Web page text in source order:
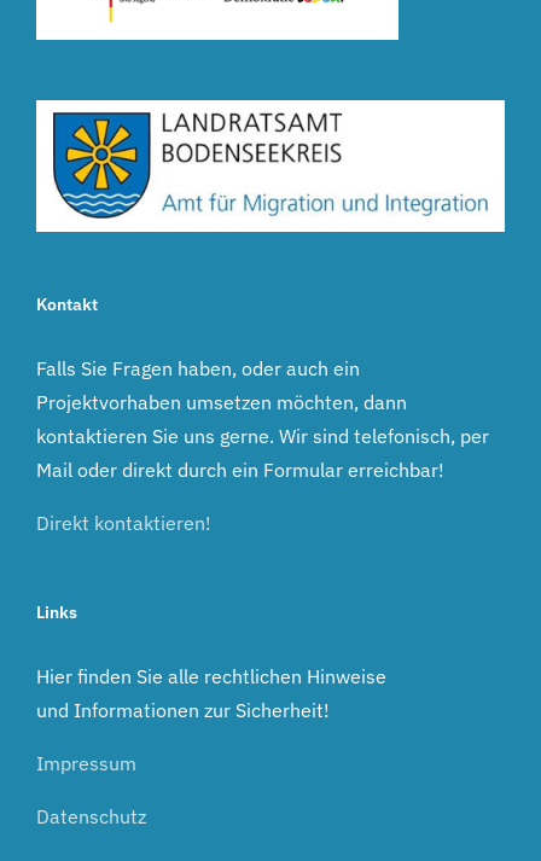
Kontakt
Falls Sie Fragen haben, oder auch ein
Projektvorhaben umsetzen möchten, dann
kontaktieren Sie uns gerne. Wir sind telefonisch, per
Mail oder direkt durch ein Formular erreichbar!
Direkt kontaktieren!
Links
Hier finden Sie alle rechtlichen Hinweise
und Informationen zur Sicherheit!
Impressum
Datenschutz